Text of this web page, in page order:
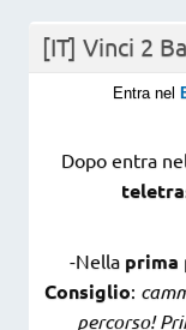
[IT] Vinci 2
Entra nel
Dopo entra
-Nella prima
Consiglio:
percorso!